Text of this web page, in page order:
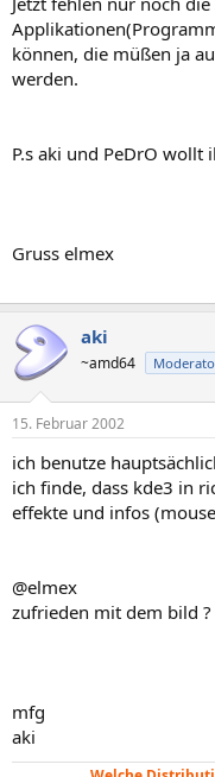
können, die müßen ja
werden.
P.s aki und PeDrO wollt
Gruss elmex
aki
~amd64
15. Februar 2002
ich benutze
ich finde, dass kde3 in
effekte und infos
@elmex
zufrieden mit dem bild ?
mfg
aki